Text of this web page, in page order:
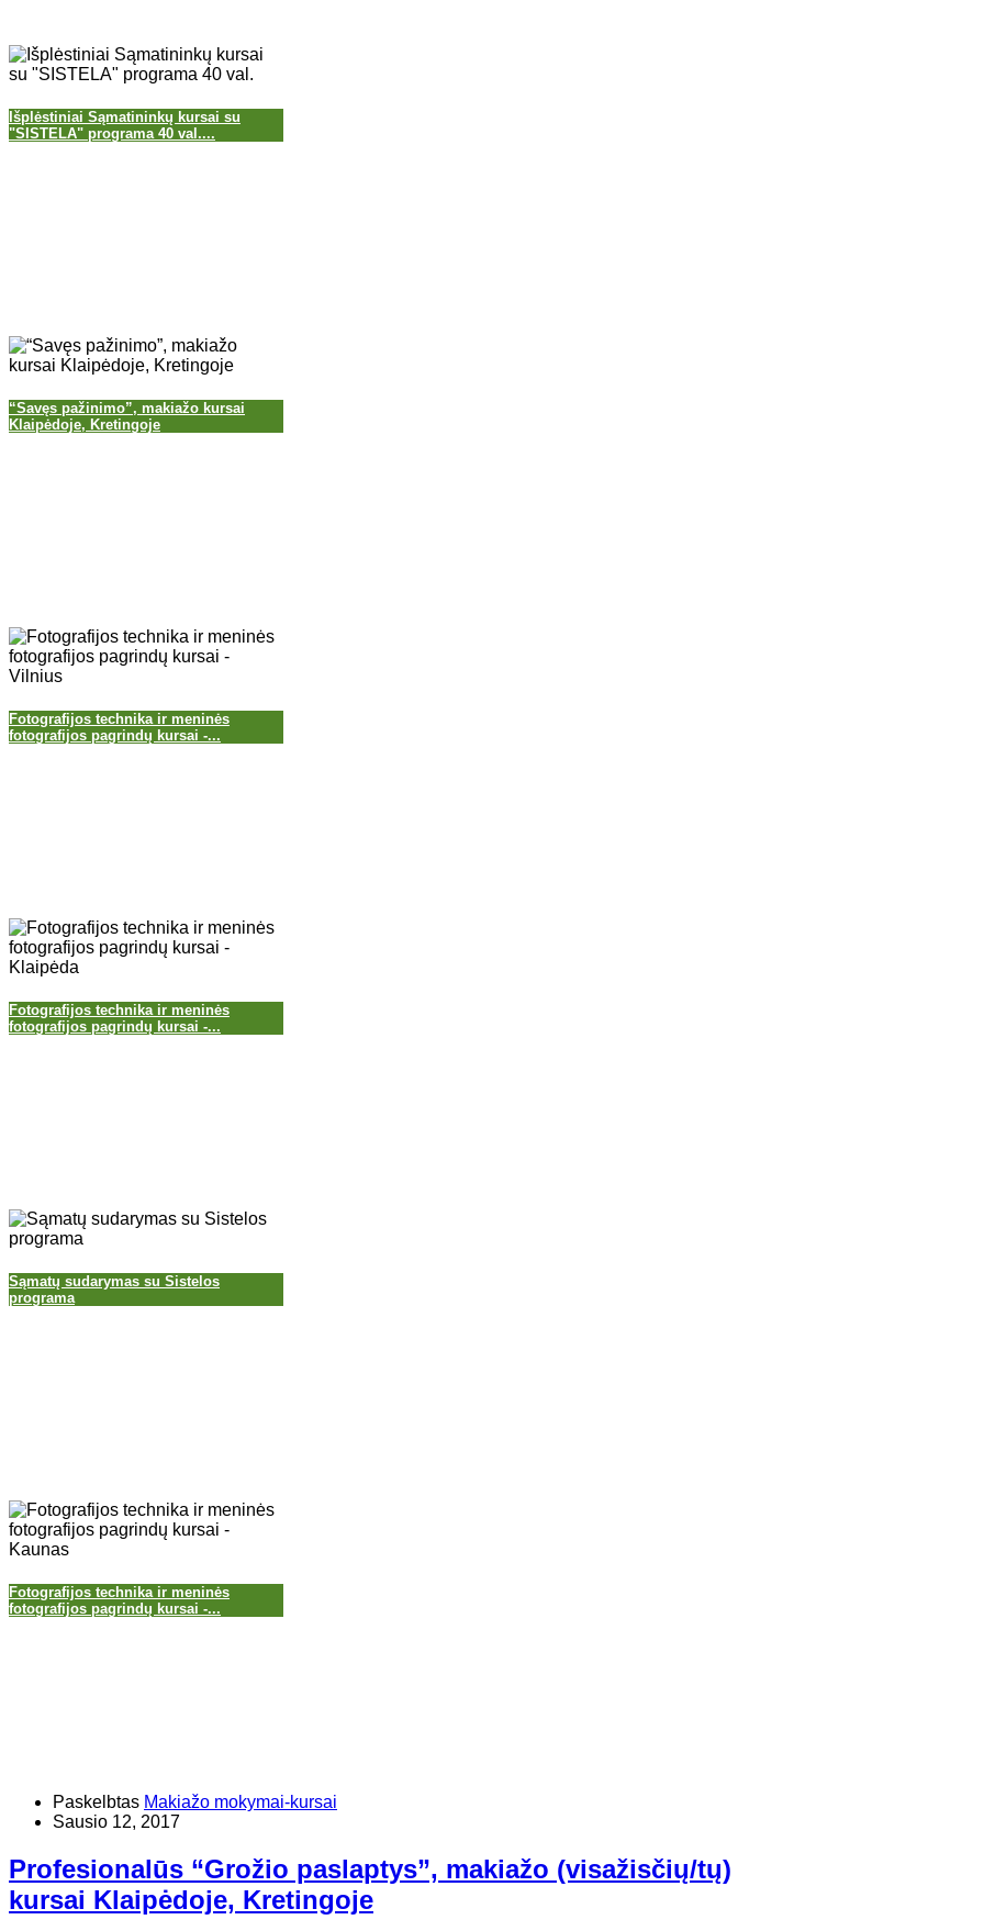
Išplėstiniai Sąmatininkų kursai su
"SISTELA" programa 40 val....
“Savęs pažinimo”, makiažo kursai
Klaipėdoje, Kretingoje
Fotografijos technika ir meninės
fotografijos pagrindų kursai -...
Fotografijos technika ir meninės
fotografijos pagrindų kursai -...
Sąmatų sudarymas su Sistelos
programa
Fotografijos technika ir meninės
fotografijos pagrindų kursai -...
Paskelbtas Makiažo mokymai-kursai
Sausio 12, 2017
Profesionalūs “Grožio paslaptys”, makiažo (visažisčių/tų)
kursai Klaipėdoje, Kretingoje